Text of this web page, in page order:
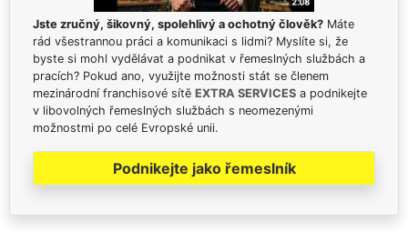
Jste zručný, šikovný, spolehlivý a ochotný člověk? Máte
rád všestrannou práci a komunikaci s lidmi? Myslíte si, že
byste si mohl vydělávat a podnikat v řemeslných službách a
pracích? Pokud ano, využijte možnosti stát se členem
mezinárodní franchisové sítě EXTRA SERVICES a podnikejte
v libovolných řemeslných službách s neomezenými
možnostmi po celé Evropské unii.
Podnikejte jako řemeslník